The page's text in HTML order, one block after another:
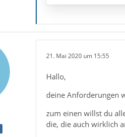
21. Mai 2020 um 15:55
Hallo,
deine Anforderungen
zum einen willst du
die, die auch wirklich